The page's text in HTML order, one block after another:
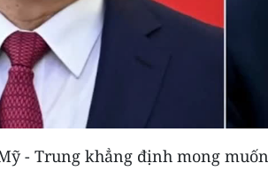
- Trung khẳng định mong